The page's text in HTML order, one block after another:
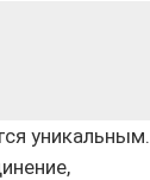
уникальным.